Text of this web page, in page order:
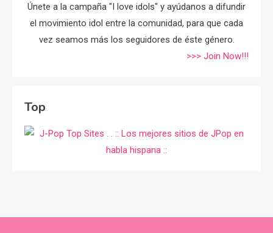
Únete a la campaña "I love idols" y ayúdanos a difundir
el movimiento idol entre la comunidad, para que cada
vez seamos más los seguidores de éste género.
>>> Join Now!!!
Top